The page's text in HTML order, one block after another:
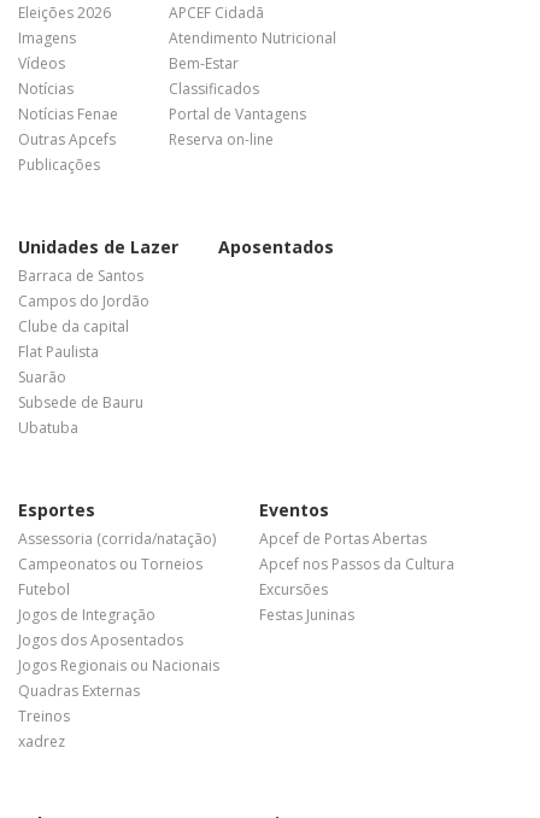
Eleições 2026
Imagens
Vídeos
Notícias
Notícias Fenae
Outras Apcefs
Publicações
APCEF Cidadã
Atendimento Nutricional
Bem-Estar
Classificados
Portal de Vantagens
Reserva on-line
Unidades de Lazer
Barraca de Santos
Campos do Jordão
Clube da capital
Flat Paulista
Suarão
Subsede de Bauru
Ubatuba
Aposentados
Esportes
Assessoria (corrida/natação)
Campeonatos ou Torneios
Futebol
Jogos de Integração
Jogos dos Aposentados
Jogos Regionais ou Nacionais
Quadras Externas
Treinos
xadrez
Eventos
Apcef de Portas Abertas
Apcef nos Passos da Cultura
Excursões
Festas Juninas